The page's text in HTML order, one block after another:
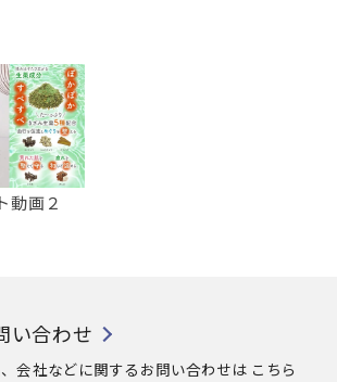
動画２
い合わせ
会社などに関するお問い合わせは こちら